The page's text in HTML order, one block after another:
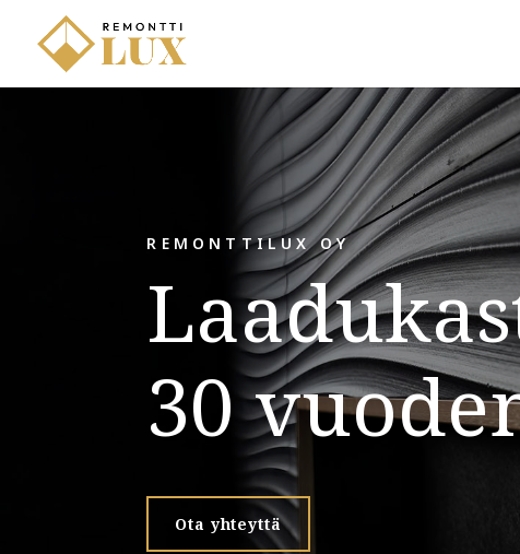
REMONTTILUX OY
30
Ota yhteyttä